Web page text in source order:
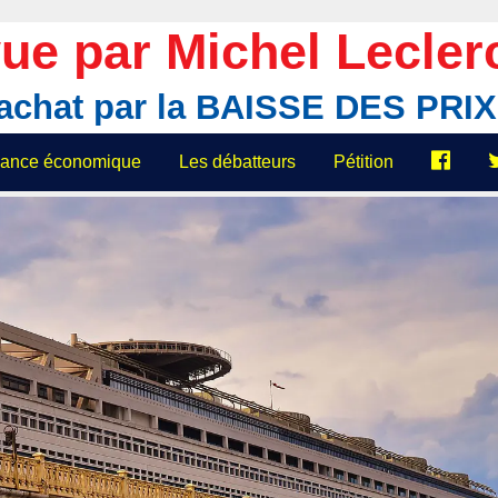
par Michel
par la BAISSE DES
économique Les débatteurs Pétition